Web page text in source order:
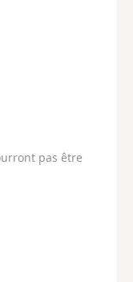
pas être